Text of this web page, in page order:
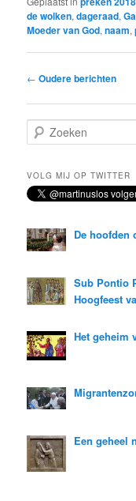
de wolken,dageraad,
Moeder van God,naam,
Bericht
← Oudere berichten
o
k
e
n
VOLG MIJ OP TWITTER
De hoofden
Sub Pontio
Hoogfeest
Het geheim
Een geheel